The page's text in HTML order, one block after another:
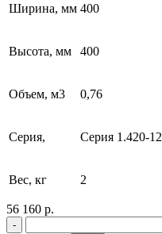
Ширина, мм 400
Высота, мм 400
Объем, м3 0,76
Серия, Серия 1.420-12
Вес, кг 2
56 160 р.
-